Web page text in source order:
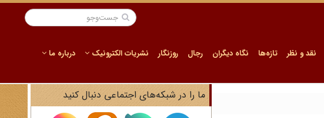
نقد و نظر تازه‌ها نگاه دیگران رجال روزنگار نشریات الکترونیک درباره ما
ما را در شبکه‌های اجتماعی دنبال کنید